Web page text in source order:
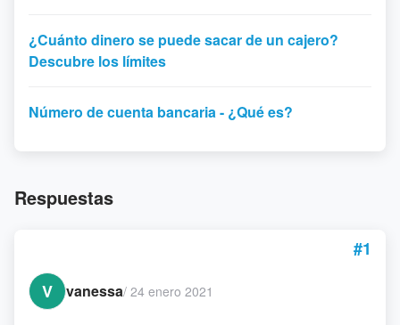
¿Cuánto dinero se puede sacar de un cajero?
Descubre los límites
Número de cuenta bancaria - ¿Qué es?
Respuestas
#1
V
vanessa/ 24 enero 2021